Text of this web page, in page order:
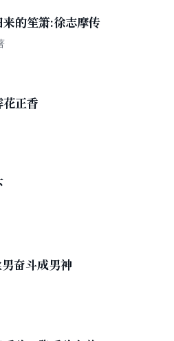
来的笙箫:徐志摩传
花正香
奋斗成男神